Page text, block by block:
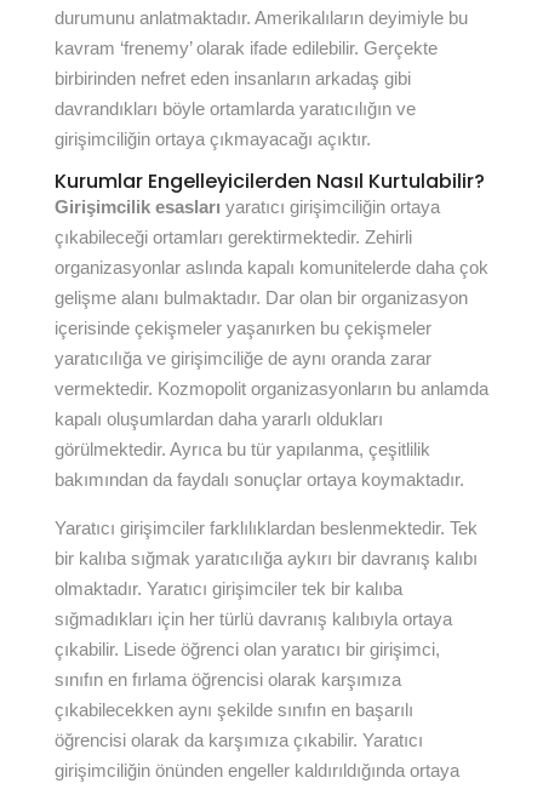
durumunu anlatmaktadır. Amerikalıların deyimiyle bu
kavram ‘frenemy’ olarak ifade edilebilir. Gerçekte
birbirinden nefret eden insanların arkadaş gibi
davrandıkları böyle ortamlarda yaratıcılığın ve
girişimciliğin ortaya çıkmayacağı açıktır.
Kurumlar Engelleyicilerden Nasıl Kurtulabilir?
Girişimcilik esasları yaratıcı girişimciliğin ortaya
çıkabileceği ortamları gerektirmektedir. Zehirli
organizasyonlar aslında kapalı komunitelerde daha çok
gelişme alanı bulmaktadır. Dar olan bir organizasyon
içerisinde çekişmeler yaşanırken bu çekişmeler
yaratıcılığa ve girişimciliğe de aynı oranda zarar
vermektedir. Kozmopolit organizasyonların bu anlamda
kapalı oluşumlardan daha yararlı oldukları
görülmektedir. Ayrıca bu tür yapılanma, çeşitlilik
bakımından da faydalı sonuçlar ortaya koymaktadır.
Yaratıcı girişimciler farklılıklardan beslenmektedir. Tek
bir kalıba sığmak yaratıcılığa aykırı bir davranış kalıbı
olmaktadır. Yaratıcı girişimciler tek bir kalıba
sığmadıkları için her türlü davranış kalıbıyla ortaya
çıkabilir. Lisede öğrenci olan yaratıcı bir girişimci,
sınıfın en fırlama öğrencisi olarak karşımıza
çıkabilecekken aynı şekilde sınıfın en başarılı
öğrencisi olarak da karşımıza çıkabilir. Yaratıcı
girişimciliğin önünden engeller kaldırıldığında ortaya